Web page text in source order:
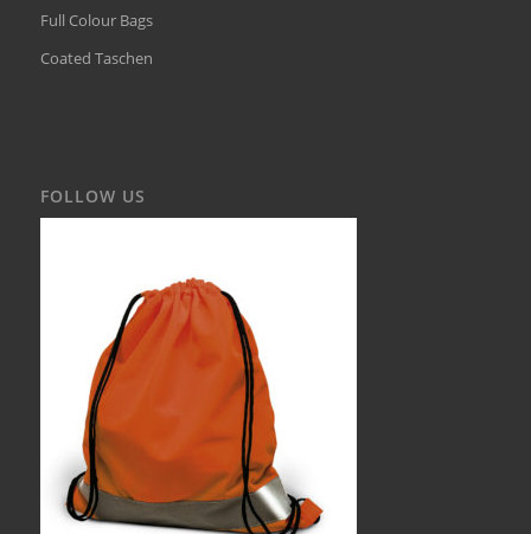
Full Colour Bags
Coated Taschen
FOLLOW US